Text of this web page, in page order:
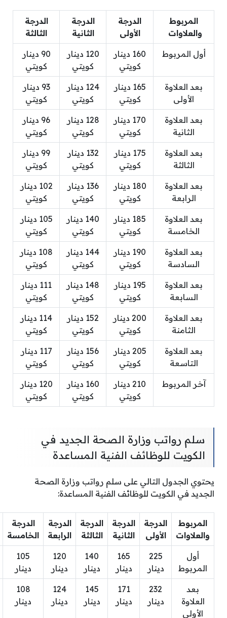
المربوط
والعلاوات
الدرجة
الأولى
الدرجة
الثانية
الدرجة
الثالثة
أول المربوط
160 دينار
كويتي
120 دينار
كويتي
90 دينار
كويتي
بعد العلاوة
الأولى
165 دينار
كويتي
124 دينار
كويتي
93 دينار
كويتي
بعد العلاوة
الثانية
170 دينار
كويتي
128 دينار
كويتي
96 دينار
كويتي
بعد العلاوة
الثالثة
175 دينار
كويتي
132 دينار
كويتي
99 دينار
كويتي
بعد العلاوة
الرابعة
180 دينار
كويتي
136 دينار
كويتي
102 دينار
كويتي
بعد العلاوة
الخامسة
185 دينار
كويتي
140 دينار
كويتي
105 دينار
كويتي
بعد العلاوة
السادسة
190 دينار
كويتي
144 دينار
كويتي
108 دينار
كويتي
بعد العلاوة
السابعة
195 دينار
كويتي
148 دينار
كويتي
111 دينار
كويتي
بعد العلاوة
الثامنة
200 دينار
كويتي
152 دينار
كويتي
114 دينار
كويتي
بعد العلاوة
التاسعة
205 دينار
كويتي
156 دينار
كويتي
117 دينار
كويتي
آخر المربوط
210 دينار
كويتي
160 دينار
كويتي
120 دينار
كويتي
سلم رواتب وزارة الصحة الجديد في
الكويت للوظائف الفنية المساعدة
يحتوي الجدول التالي على سلم رواتب وزارة الصحة
الجديد في الكويت للوظائف الفنية المساعدة:
المربوط
والعلاوات
الدرجة
الأولى
الدرجة
الثانية
الدرجة
الثالثة
الدرجة
الرابعة
الدرجة
الخامسة
أول
المربوط
225
دينار
165
دينار
140
دينار
120
دينار
105
دينار
بعد
العلاوة
الأولى
232
دينار
171
دينار
145
دينار
124
دينار
108
دينار